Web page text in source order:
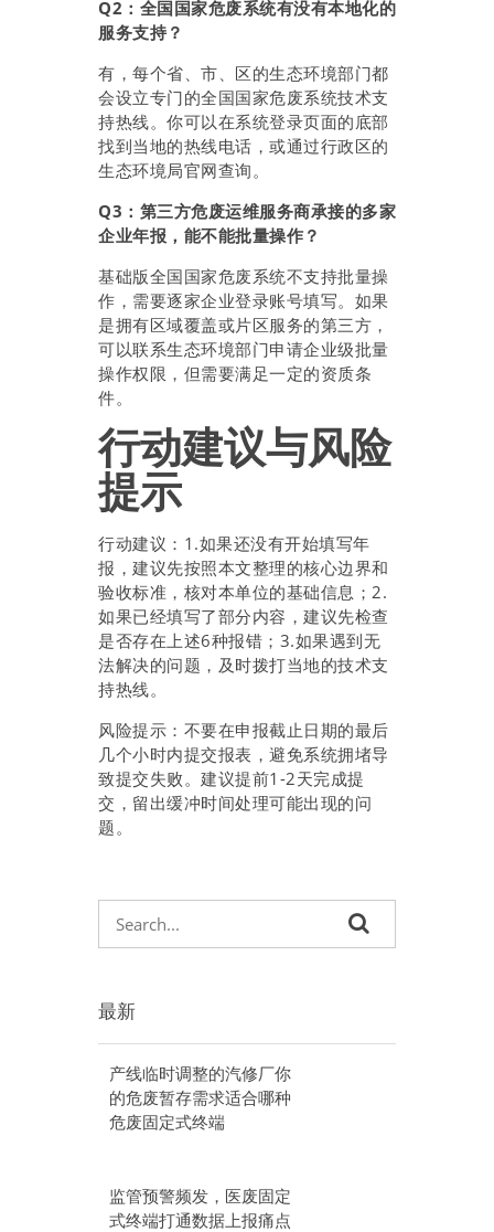
Q2：全国国家危废系统有没有本地化的
服务支持？
有，每个省、市、区的生态环境部门都
会设立专门的全国国家危废系统技术支
持热线。你可以在系统登录页面的底部
找到当地的热线电话，或通过行政区的
生态环境局官网查询。
Q3：第三方危废运维服务商承接的多家
企业年报，能不能批量操作？
基础版全国国家危废系统不支持批量操
作，需要逐家企业登录账号填写。如果
是拥有区域覆盖或片区服务的第三方，
可以联系生态环境部门申请企业级批量
操作权限，但需要满足一定的资质条
件。
行动建议与风险
提示
行动建议：1.如果还没有开始填写年
报，建议先按照本文整理的核心边界和
验收标准，核对本单位的基础信息；2.
如果已经填写了部分内容，建议先检查
是否存在上述6种报错；3.如果遇到无
法解决的问题，及时拨打当地的技术支
持热线。
风险提示：不要在申报截止日期的最后
几个小时内提交报表，避免系统拥堵导
致提交失败。建议提前1-2天完成提
交，留出缓冲时间处理可能出现的问
题。
最新
产线临时调整的汽修厂你
的危废暂存需求适合哪种
危废固定式终端
监管预警频发，医废固定
式终端打通数据上报痛点